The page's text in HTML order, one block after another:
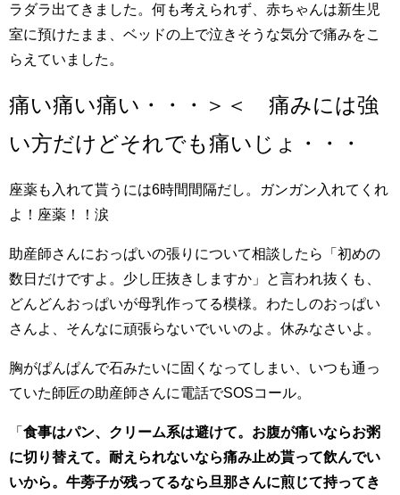
ラダラ出てきました。何も考えられず、赤ちゃんは新生児
室に預けたまま、ベッドの上で泣きそうな気分で痛みをこ
らえていました。
痛い痛い痛い・・・＞＜ 痛みには強
い方だけどそれでも痛いじょ・・・
座薬も入れて貰うには6時間間隔だし。ガンガン入れてくれ
よ！座薬！！涙
助産師さんにおっぱいの張りについて相談したら「初めの
数日だけですよ。少し圧抜きしますか」と言われ抜くも、
どんどんおっぱいが母乳作ってる模様。わたしのおっぱい
さんよ、そんなに頑張らないでいいのよ。休みなさいよ。
胸がぱんぱんで石みたいに固くなってしまい、いつも通っ
ていた師匠の助産師さんに電話でSOSコール。
「 食事はパン、クリーム系は避けて。お腹が痛いならお粥
に切り替えて。耐えられないなら痛み止め貰って飲んでい
いから。牛蒡子が残ってるなら旦那さんに煎じて持ってき